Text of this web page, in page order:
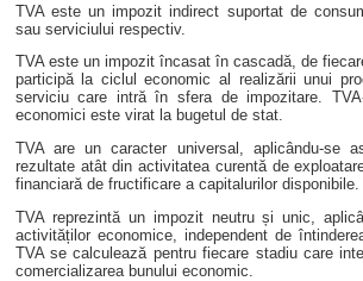
TVA este un impozit indirect suportat de
sau serviciului respectiv.
TVA este un impozit încasat în cascadă, de
participă la ciclul economic al realizării unui
serviciu care intră în sfera de impozitare.
economici este virat la bugetul de stat.
TVA are un caracter universal, aplicându-se
rezultate atât din activitatea curentă de
financiară de fructificare a capitalurilor disponibile.
TVA reprezintă un impozit neutru și unic,
activităților economice, independent de
TVA se calculează pentru fiecare stadiu care
comercializarea bunului economic.